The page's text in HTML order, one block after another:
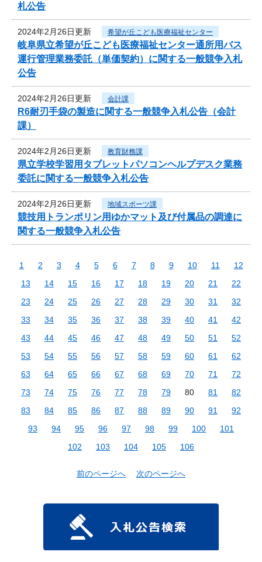
札公告
2024年2月26日更新 希望が丘こども医療福祉センター
岐阜県立希望が丘こども医療福祉センター通所用バス
運行管理業務委託（単価契約）に関する一般競争入札
公告
2024年2月26日更新 会計課
R6耐刃手袋の製造に関する一般競争入札公告（会計
課）
2024年2月26日更新 教育財務課
県立学校学習用タブレットパソコンヘルプデスク業務
委託に関する一般競争入札公告
2024年2月26日更新 地域スポーツ課
競技用トランポリン用ゆかマット及び付属品の調達に
関する一般競争入札公告
1 2 3 4 5 6 7 8 9 10 11
12
13
14 15 16 17 18 19 20 21
22
23
24 25 26 27 28 29 30 31
32
33
34 35 36 37 38 39 40 41
42
43
44 45 46 47 48 49 50 51
52
53
54 55 56 57 58 59 60 61
62
63
64 65 66 67 68 69 70 71
72
73
74 75 76 77 78 79 80 81
82
83
84 85 86 87 88 89 90 91
92
93
94 95 96 97 98 99 100
101
102
103 104 105 106
前のページへ 次のページへ